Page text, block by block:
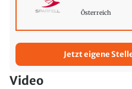
Österreich
Jetzt eigene
Video